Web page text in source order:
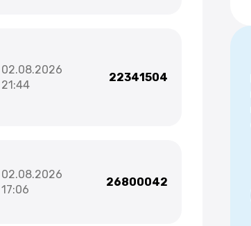
02.08.2026
21:44
22341504
02.08.2026
17:06
26800042